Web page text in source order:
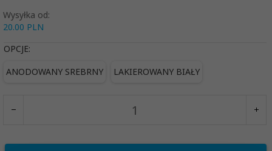
Wysyłka od:
20.00 PLN
OPCJE:
ANODOWANY SREBRNY
LAKIEROWANY BIAŁY